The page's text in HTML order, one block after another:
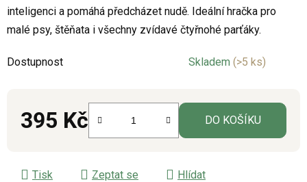
inteligenci a pomáhá předcházet nudě. Ideální hračka pro
malé psy, štěňata i všechny zvídavé čtyřnohé parťáky.
Dostupnost Skladem (>5 ks)
395 Kč DO KOŠÍKU
Tisk Zeptat se
Hlídat